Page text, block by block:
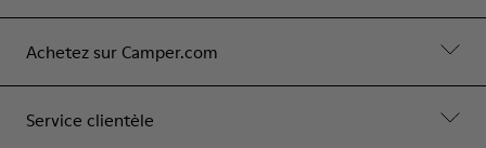
Achetez sur Camper.com
Service clientèle